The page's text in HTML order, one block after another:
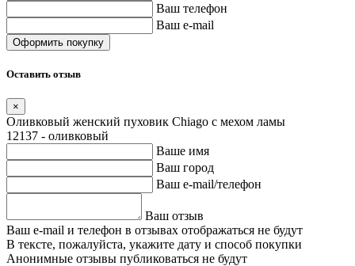
Ваш телефон
Ваш e-mail
Оставить отзыв
×
Оливковый женский пуховик Chiago с мехом ламы
12137 - оливковый
Ваше имя
Ваш город
Ваш e-mail/телефон
Ваш отзыв
Ваш e-mail и телефон в отзывах отображаться не будут
В тексте, пожалуйста, укажите дату и способ покупки
Анонимные отзывы публиковаться не будут